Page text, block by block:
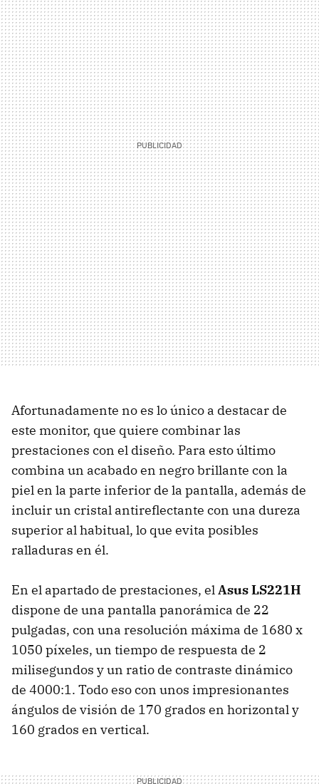
Afortunadamente no es lo único a destacar de
este monitor, que quiere combinar las
prestaciones con el diseño. Para esto último
combina un acabado en negro brillante con la
piel en la parte inferior de la pantalla, además de
incluir un cristal antireflectante con una dureza
superior al habitual, lo que evita posibles
ralladuras en él.
En el apartado de prestaciones, elAsus LS221H
dispone de una pantalla panorámica de 22
pulgadas, con una resolución máxima de 1680 x
1050 píxeles, un tiempo de respuesta de 2
milisegundos y un ratio de contraste dinámico
de 4000:1. Todo eso con unos impresionantes
ángulos de visión de 170 grados en horizontal y
160 grados en vertical.